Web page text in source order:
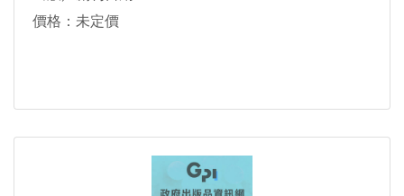
價格：未定價